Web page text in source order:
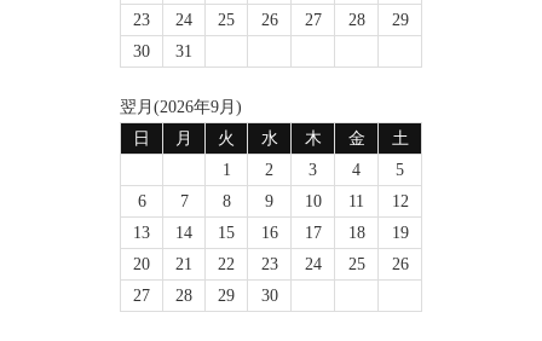
23
24 25 26 27 28
29
30
31
翌月(2026年9月)
日
月 火 水 木 金
土
1
2 3 4
5
6
7 8 9 10 11
12
13
14 15 16 17 18
19
20
21 22 23 24 25
26
27
28 29 30